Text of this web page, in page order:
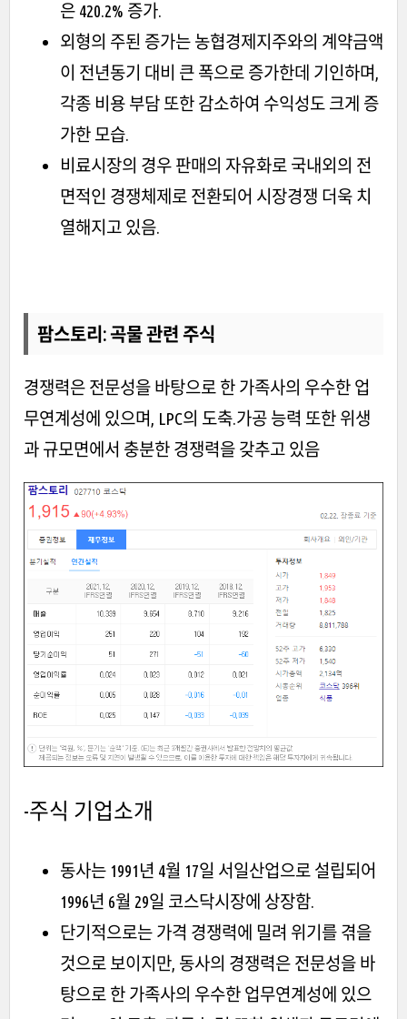
은 420.2% 증가.
외형의 주된 증가는 농협경제지주와의 계약금액
이 전년동기 대비 큰 폭으로 증가한데 기인하며,
각종 비용 부담 또한 감소하여 수익성도 크게 증
가한 모습.
비료시장의 경우 판매의 자유화로 국내외의 전
면적인 경쟁체제로 전환되어 시장경쟁 더욱 치
열해지고 있음.
팜스토리 : 곡물 관련 주식
경쟁력은 전문성을 바탕으로 한 가족사의 우수한 업
무연계성에 있으며, LPC의 도축.가공 능력 또한 위생
과 규모면에서 충분한 경쟁력을 갖추고 있음
-주식 기업소개
동사는 1991년 4월 17일 서일산업으로 설립되어
1996년 6월 29일 코스닥시장에 상장함.
단기적으로는 가격 경쟁력에 밀려 위기를 겪을
것으로 보이지만, 동사의 경쟁력은 전문성을 바
탕으로 한 가족사의 우수한 업무연계성에 있으